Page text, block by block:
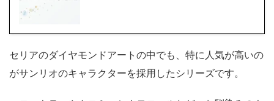
セリアのダイヤモンドアートの中でも、特に人気が高いの
がサンリオのキャラクターを採用したシリーズです。